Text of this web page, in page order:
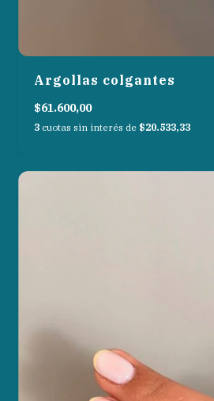
Argollas colgantes
$61.600,00
3 cuotas sin interés de $20.533,33